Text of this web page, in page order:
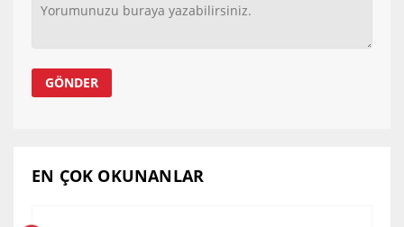
EN ÇOK OKUNANLAR